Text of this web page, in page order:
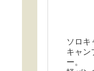
ソロキ
キャン
ー。